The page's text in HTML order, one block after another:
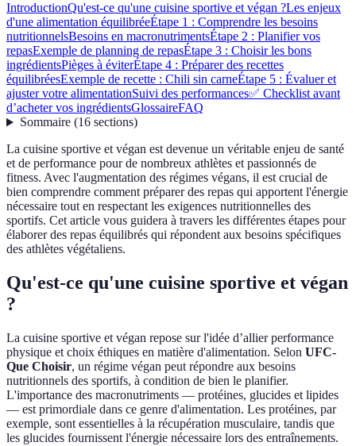
IntroductionQu'est-ce qu'une cuisine sportive et végan ?Les enjeux
d'une alimentation équilibréeÉtape 1 : Comprendre les besoins
nutritionnelsBesoins en macronutrimentsÉtape 2 : Planifier vos
repasExemple de planning de repasÉtape 3 : Choisir les bons
ingrédientsPièges à éviterÉtape 4 : Préparer des recettes
équilibréesExemple de recette : Chili sin carneÉtape 5 : Évaluer et
ajuster votre alimentationSuivi des performances✅ Checklist avant
d’acheter vos ingrédientsGlossaireFAQ
Sommaire(16 sections)
La cuisine sportive et végan est devenue un véritable enjeu de santé
et de performance pour de nombreux athlètes et passionnés de
fitness. Avec l'augmentation des régimes végans, il est crucial de
bien comprendre comment préparer des repas qui apportent l'énergie
nécessaire tout en respectant les exigences nutritionnelles des
sportifs. Cet article vous guidera à travers les différentes étapes pour
élaborer des repas équilibrés qui répondent aux besoins spécifiques
des athlètes végétaliens.
Qu'est-ce qu'une cuisine sportive et végan
?
La cuisine sportive et végan repose sur l'idée d’allier performance
physique et choix éthiques en matière d'alimentation. Selon UFC-
Que Choisir, un régime végan peut répondre aux besoins
nutritionnels des sportifs, à condition de bien le planifier.
L'importance des macronutriments — protéines, glucides et lipides
— est primordiale dans ce genre d'alimentation. Les protéines, par
exemple, sont essentielles à la récupération musculaire, tandis que
les glucides fournissent l'énergie nécessaire lors des entraînements.